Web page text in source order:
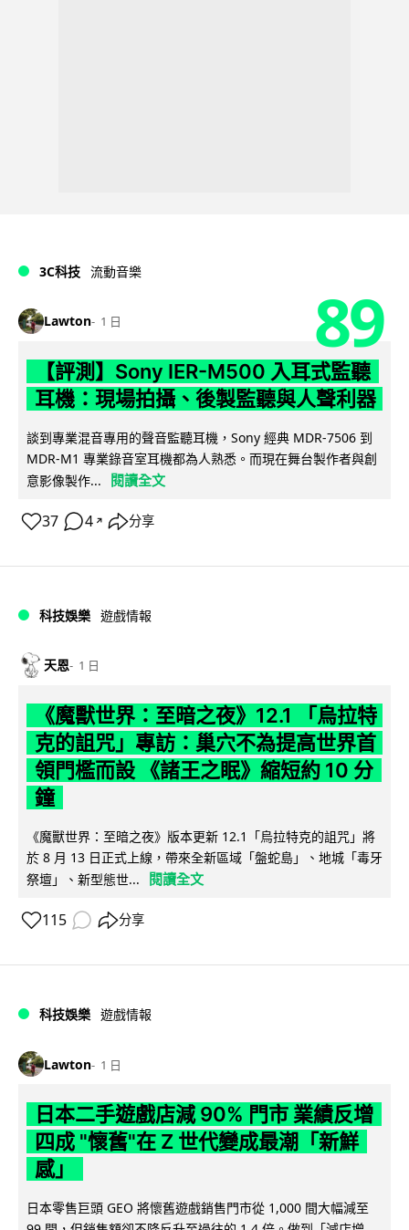
3C科技 流動音樂
Lawton 1 日 89
【評測】Sony IER-M500 入耳式監聽
耳機：現場拍攝、後製監聽與人聲利器
談到專業混音專用的聲音監聽耳機，Sony 經典 MDR-7506 到
MDR-M1 專業錄音室耳機都為人熟悉。而現在舞台製作者與創
意影像製作...
閱讀全文
37 4 ↗ 分享
科技娛樂 遊戲情報
天恩 1 日
《魔獸世界：至暗之夜》12.1 「烏拉特
克的詛咒」專訪：巢穴不為提高世界首
領門檻而設 《諸王之眠》縮短約 10 分
鐘
《魔獸世界：至暗之夜》版本更新 12.1「烏拉特克的詛咒」將
於 8 月 13 日正式上線，帶來全新區域「盤蛇島」、地城「毒牙
祭壇」、新型態世...
閱讀全文
115 分享
科技娛樂 遊戲情報
Lawton 1 日
日本二手遊戲店減 90% 門市 業績反增
四成 "懷舊"在 Z 世代變成最潮「新鮮
感」
日本零售巨頭 GEO 將懷舊遊戲銷售門市從 1,000 間大幅減至